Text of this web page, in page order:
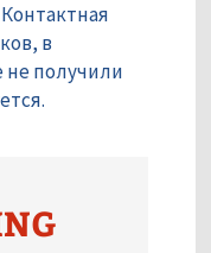
в
получили